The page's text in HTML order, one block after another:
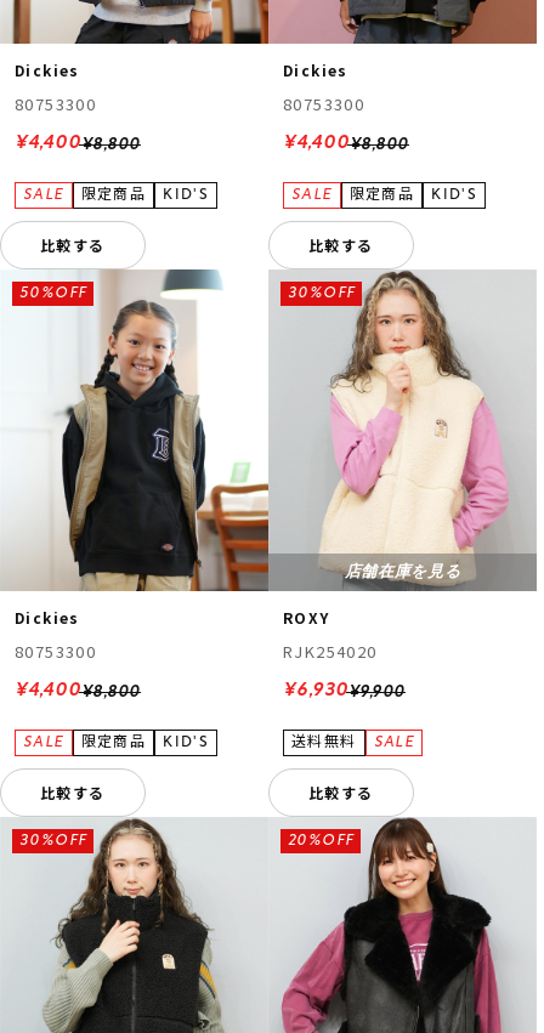
Dickies
80753300
¥8,800
¥4,400
比較する
Dickies
80753300
¥8,800
¥4,400
比較する
Dickies
80753300
¥8,800
50%OFF
¥4,400
比較する
店舗在庫を見る
ROXY
RJK254020
¥9,900
30%OFF
¥6,930
比較する
30%OFF 20%OFF